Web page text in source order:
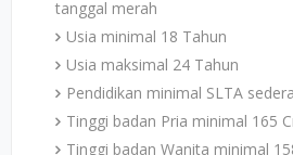
tanggal merah
Usia minimal 18 Tahun
Usia maksimal 24 Tahun
Pendidikan minimal SLTA
Tinggi badan Pria minimal 165
Tinggi badan Wanita minimal